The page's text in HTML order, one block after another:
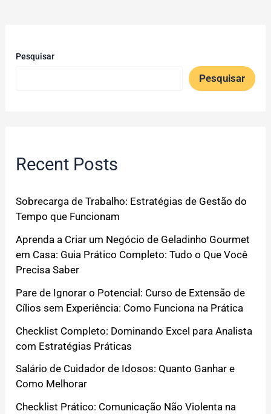
Pesquisar
Pesquisar
Recent Posts
Sobrecarga de Trabalho: Estratégias de Gestão do
Tempo que Funcionam
Aprenda a Criar um Negócio de Geladinho Gourmet
em Casa: Guia Prático Completo: Tudo o Que Você
Precisa Saber
Pare de Ignorar o Potencial: Curso de Extensão de
Cílios sem Experiência: Como Funciona na Prática
Checklist Completo: Dominando Excel para Analista
com Estratégias Práticas
Salário de Cuidador de Idosos: Quanto Ganhar e
Como Melhorar
Checklist Prático: Comunicação Não Violenta na